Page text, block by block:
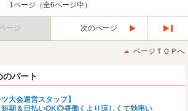
1ページ（全6ページ中）
ージ
次のページ
後
ページＴＯＰへ
のパート
ツ大会運営スタッフ】
期＆日払いOK◎昼働くより涼しくて効率い